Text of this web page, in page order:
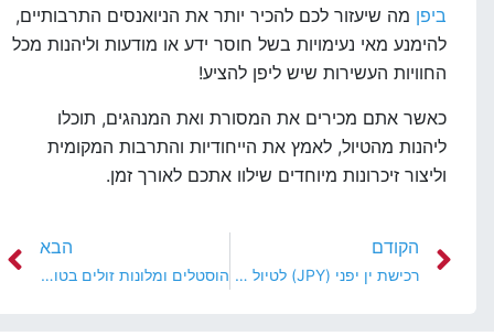
ביפןמה שיעזור לכם להכיר יותר את הניואנסים התרבותיים,
להימנע מאי נעימויות בשל חוסר ידע או מודעות וליהנות מכל
החוויות העשירות שיש ליפן להציע!
כאשר אתם מכירים את המסורת ואת המנהגים, תוכלו
ליהנות מהטיול, לאמץ את הייחודיות והתרבות המקומית
וליצור זיכרונות מיוחדים שילוו אתכם לאורך זמן.
הקודם
רכישת ין יפני (JPY) לטיול ביפן – מדריך לנוסע הישראלי
הבא
הוסטלים ומלונות זולים בטוקיו – מדריך למטייל